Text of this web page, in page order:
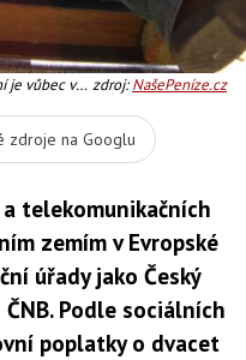
je vůbec v
zdroj:NašePeníze.cz
zdroje na Googlu
a telekomunikačních
zemím v Evropské
úřady jako Český
Podle sociálních
poplatky o dvacet